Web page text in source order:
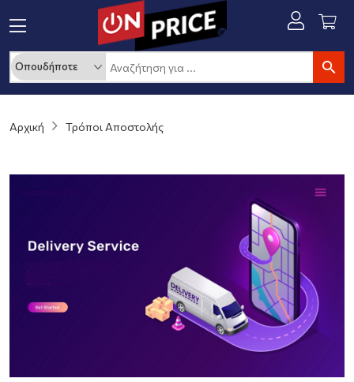
Αρχική Τρόποι Αποστολής